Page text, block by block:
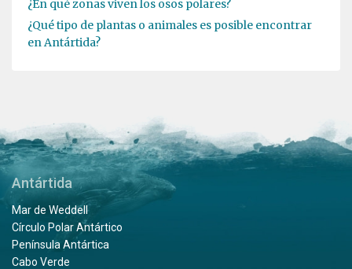
¿En qué zonas viven los osos polares?
¿Qué tipo de plantas o animales es posible encontrar
en Antártida?
Antártida
Mar de Weddell
Círculo Polar Antártico
Península Antártica
Cabo Verde